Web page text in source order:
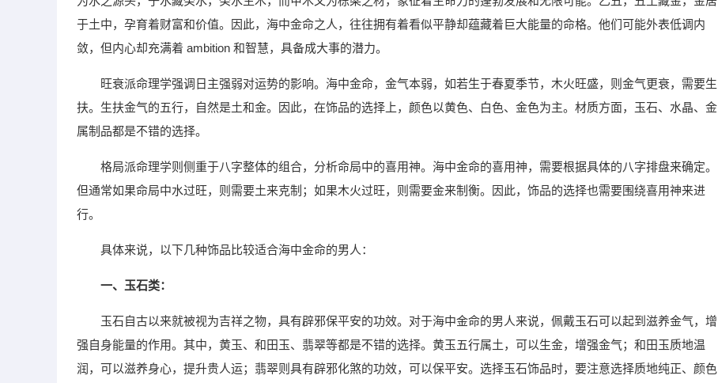
于土中，孕育着财富和价值。因此，海中金命之人，往往拥有着看似平静却蕴藏着巨大能量的命格。他们可能外表低调内
敛，但内心却充满着 ambition 和智慧，具备成大事的潜力。
旺衰派命理学强调日主强弱对运势的影响。海中金命，金气本弱，如若生于春夏季节，木火旺盛，则金气更衰，需要生
扶。生扶金气的五行，自然是土和金。因此，在饰品的选择上，颜色以黄色、白色、金色为主。材质方面，玉石、水晶、金
属制品都是不错的选择。
格局派命理学则侧重于八字整体的组合，分析命局中的喜用神。海中金命的喜用神，需要根据具体的八字排盘来确定。
但通常如果命局中水过旺，则需要土来克制；如果木火过旺，则需要金来制衡。因此，饰品的选择也需要围绕喜用神来进
行。
具体来说，以下几种饰品比较适合海中金命的男人：
一、玉石类：
玉石自古以来就被视为吉祥之物，具有辟邪保平安的功效。对于海中金命的男人来说，佩戴玉石可以起到滋养金气，增
强自身能量的作用。其中，黄玉、和田玉、翡翠等都是不错的选择。黄玉五行属土，可以生金，增强金气；和田玉质地温
润，可以滋养身心，提升贵人运；翡翠则具有辟邪化煞的功效，可以保平安。选择玉石饰品时，要注意选择质地纯正、颜色